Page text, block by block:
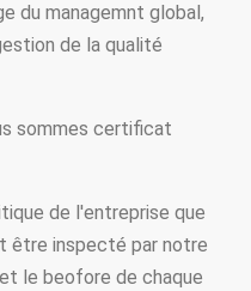
du managemnt global,
de la qualité
sommes certificat
de l'entreprise que
être inspecté par notre
le beofore de chaque